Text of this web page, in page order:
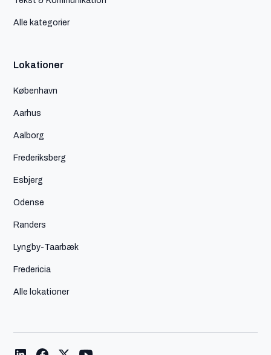
Alle kategorier
Lokationer
København
Aarhus
Aalborg
Frederiksberg
Esbjerg
Odense
Randers
Lyngby-Taarbæk
Fredericia
Alle lokationer